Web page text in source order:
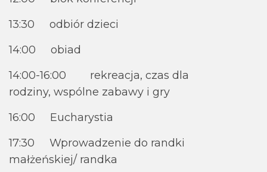
13:30 odbiór dzieci
14:00 obiad
14:00-16:00 rekreacja, czas dla
rodziny, wspólne zabawy i gry
16:00 Eucharystia
17:30 Wprowadzenie do randki
małżeńskiej/ randka